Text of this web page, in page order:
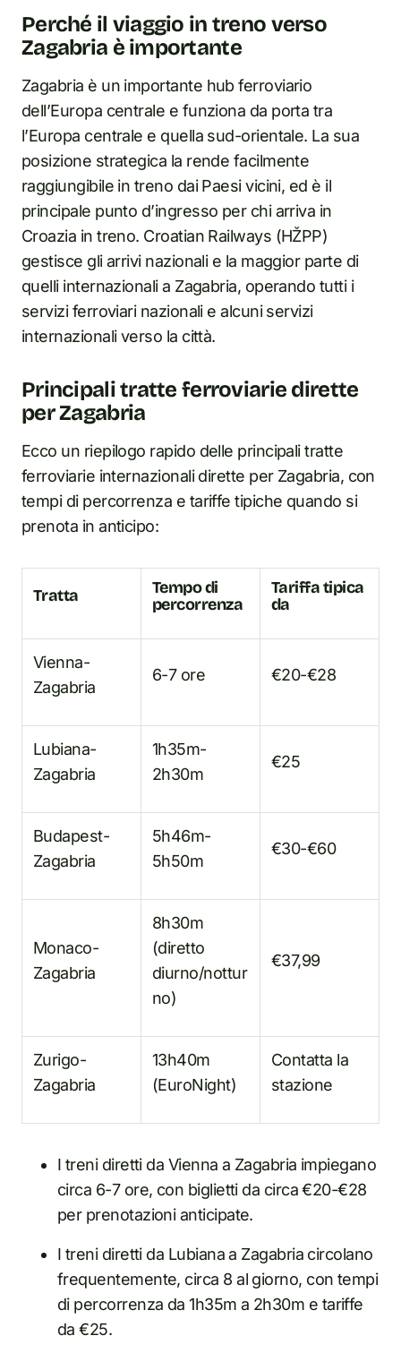
Perché il viaggio in treno verso
Zagabria è importante
Zagabria è un importante hub ferroviario
dell’Europa centrale e funziona da porta tra
l’Europa centrale e quella sud-orientale. La sua
posizione strategica la rende facilmente
raggiungibile in treno dai Paesi vicini, ed è il
principale punto d’ingresso per chi arriva in
Croazia in treno. Croatian Railways (HŽPP)
gestisce gli arrivi nazionali e la maggior parte di
quelli internazionali a Zagabria, operando tutti i
servizi ferroviari nazionali e alcuni servizi
internazionali verso la città.
Principali tratte ferroviarie dirette
per Zagabria
Ecco un riepilogo rapido delle principali tratte
ferroviarie internazionali dirette per Zagabria, con
tempi di percorrenza e tariffe tipiche quando si
prenota in anticipo:
Tratta
Tempo di
percorrenza
Tariffa tipica
da
Vienna-
Zagabria
6-7 ore €20-€28
Lubiana-
Zagabria
1h35m-
2h30m
€25
Budapest-
Zagabria
5h46m-
5h50m
€30-€60
Monaco-
Zagabria
8h30m
(diretto
diurno/nottur
no)
€37,99
Zurigo-
Zagabria
13h40m
(EuroNight)
Contatta la
stazione
I treni diretti da Vienna a Zagabria impiegano
circa 6-7 ore, con biglietti da circa €20-€28
per prenotazioni anticipate.
I treni diretti da Lubiana a Zagabria circolano
frequentemente, circa 8 al giorno, con tempi
di percorrenza da 1h35m a 2h30m e tariffe
da €25.